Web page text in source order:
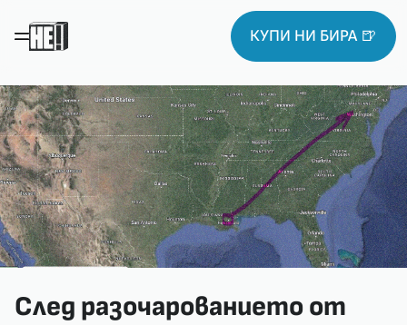
КУПИ НИ БИРА 🍺
След разочарованието от